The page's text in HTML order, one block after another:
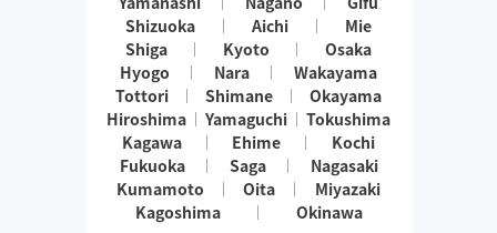
Shizuoka
Aichi
Mie
Shiga
Kyoto
Osaka
Hyogo
Nara
Wakayama
Tottori
Shimane
Okayama
Hiroshima
Yamaguchi
Tokushima
Kagawa
Ehime
Kochi
Fukuoka
Saga
Nagasaki
Kumamoto
Oita
Miyazaki
Kagoshima
Okinawa